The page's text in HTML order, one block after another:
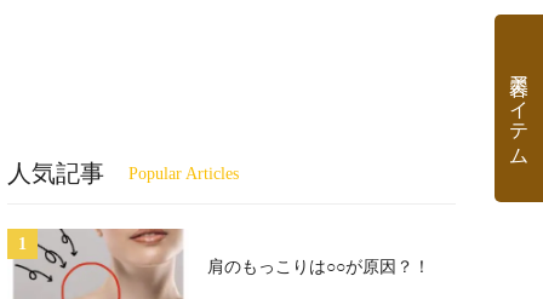
人気記事
肩のもっこりは○○が原因？！
美容アイテム